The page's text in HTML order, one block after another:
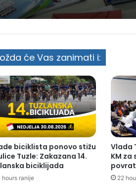
će Vas zanimati i:
biciklista ponovo stižu
Tuzle: Zakazana 14.
biciklijada
hours ranije
Vlada
KM za
22